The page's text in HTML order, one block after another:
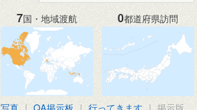
7国・地域渡航 0都道府県訪問